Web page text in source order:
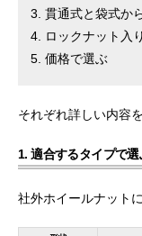
貫通式と袋式か
ロックナット入
価格で選ぶ
それぞれ詳しい内容
1. 適合するタイプで選
社外ホイールナット